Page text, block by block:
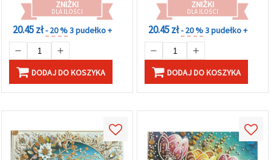
ZNIŻKI
DLA ILOŚCI
20.45 zł- 20 %3 pudełko +
DODAJ DO KOSZYKA
ZNIŻKI
DLA ILOŚCI
20.45 zł- 20 %3 pudełko +
DODAJ DO KOSZYKA